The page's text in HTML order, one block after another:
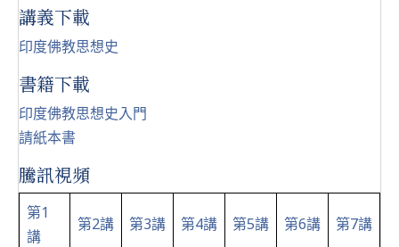
講義下載
印度佛教思想史
書籍下載
印度佛教思想史入門
請紙本書
騰訊視頻
第1
講
第2講 第3講 第4講 第5講 第6講 第7講